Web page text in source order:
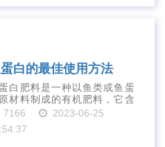
白的最佳使用方法
白肥料是一种以鱼类或鱼蛋
材料制成的有机肥料，它含
富的营养物质，如氮、磷、
和植物生长因子。这些营养
7166
2023-06-25